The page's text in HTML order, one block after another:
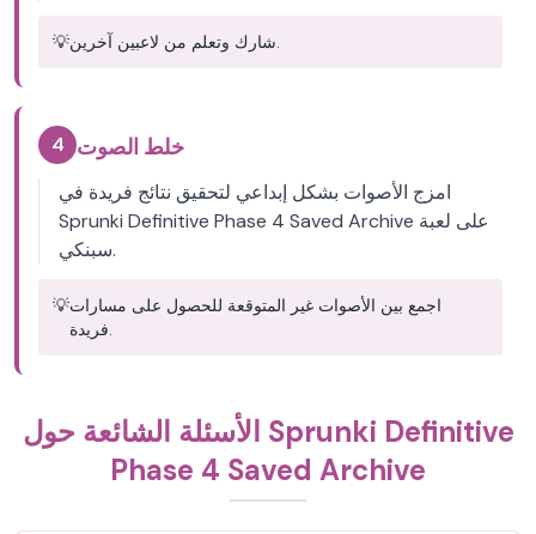
💡 شارك وتعلم من لاعبين آخرين.
4 خلط الصوت
امزج الأصوات بشكل إبداعي لتحقيق نتائج فريدة في
Sprunki Definitive Phase 4 Saved Archive على لعبة
سبنكي.
💡اجمع بين الأصوات غير المتوقعة للحصول على مسارات
فريدة.
الأسئلة الشائعة حول Sprunki Definitive
Phase 4 Saved Archive